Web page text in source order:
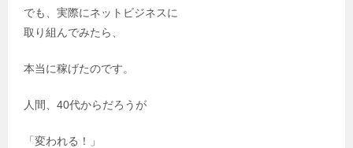
でも、実際にネットビジネスに
取り組んでみたら、
本当に稼げたのです。
人間、40代からだろうが
「変われる！」